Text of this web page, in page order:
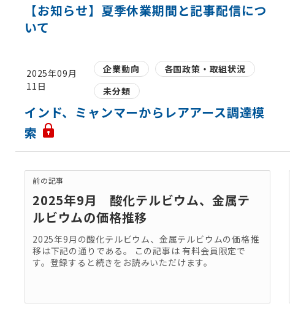
【お知らせ】夏季休業期間と記事配信につ
いて
2025年09月
11日
企業動向
各国政策・取組状況
未分類
インド、ミャンマーからレアアース調達模
索
前の記事
2025年9月 酸化テルビウム、金属テ
ルビウムの価格推移
2025年9月の酸化テルビウム、金属テルビウムの価格推
移は下記の通りである。 この記事は 有料会員限定で
す。登録すると続きをお読みいただけます。